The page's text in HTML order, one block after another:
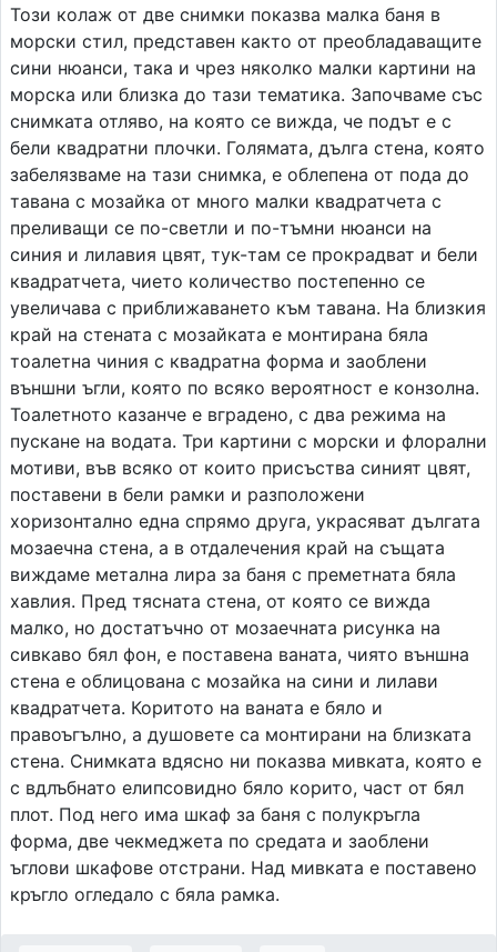
Този колаж от две снимки показва малка баня в
морски стил, представен както от преобладаващите
сини нюанси, така и чрез няколко малки картини на
морска или близка до тази тематика. Започваме със
снимката отляво, на която се вижда, че подът е с
бели квадратни плочки. Голямата, дълга стена, която
забелязваме на тази снимка, е облепена от пода до
тавана с мозайка от много малки квадратчета с
преливащи се по-светли и по-тъмни нюанси на
синия и лилавия цвят, тук-там се прокрадват и бели
квадратчета, чието количество постепенно се
увеличава с приближаването към тавана. На близкия
край на стената с мозайката е монтирана бяла
тоалетна чиния с квадратна форма и заоблени
външни ъгли, която по всяко вероятност е конзолна.
Тоалетното казанче е вградено, с два режима на
пускане на водата. Три картини с морски и флорални
мотиви, във всяко от които присъства синият цвят,
поставени в бели рамки и разположени
хоризонтално една спрямо друга, украсяват дългата
мозаечна стена, а в отдалечения край на същата
виждаме метална лира за баня с преметната бяла
хавлия. Пред тясната стена, от която се вижда
малко, но достатъчно от мозаечната рисунка на
сивкаво бял фон, е поставена ваната, чиято външна
стена е облицована с мозайка на сини и лилави
квадратчета. Коритото на ваната е бяло и
правоъгълно, а душовете са монтирани на близката
стена. Снимката вдясно ни показва мивката, която е
с вдлъбнато елипсовидно бяло корито, част от бял
плот. Под него има шкаф за баня с полукръгла
форма, две чекмеджета по средата и заоблени
ъглови шкафове отстрани. Над мивката е поставено
кръгло огледало с бяла рамка.